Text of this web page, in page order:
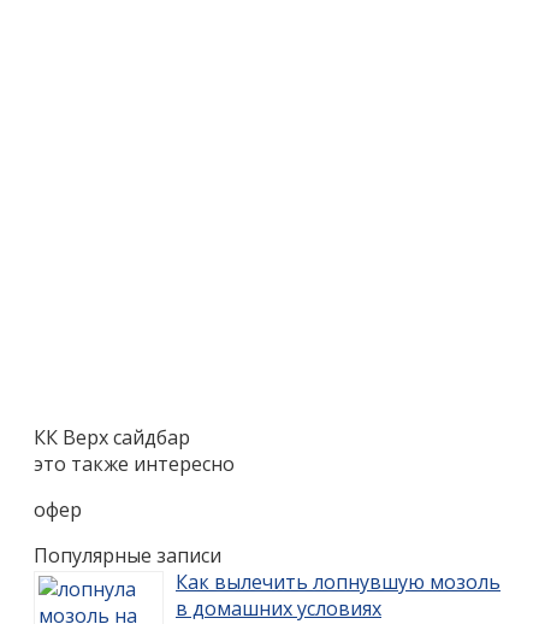
КК Верх сайдбар
это также интересно
офер
Популярные записи
Как вылечить лопнувшую мозоль
в домашних условиях